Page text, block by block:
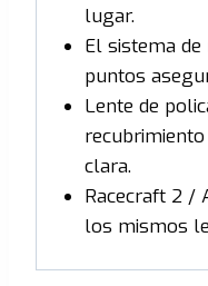
lugar.
El sistema
puntos
Lente de
clara.
Racecraft 2 /
los mismos